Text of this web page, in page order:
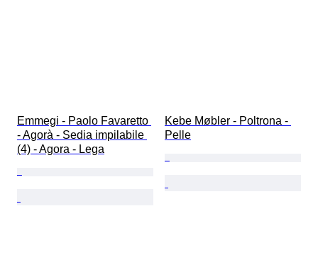
Emmegi - Paolo Favaretto
- Agorà - Sedia impilabile
(4) - Agora - Lega
Kebe Møbler - Poltrona -
Pelle